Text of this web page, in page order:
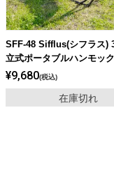
SFF-48 Sifflus(シフラス)
立式ポータブルハンモック
¥9,680 税込
在庫切れ